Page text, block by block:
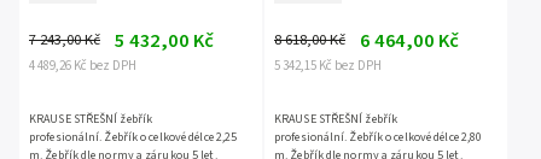
4 489,26 Kč bez DPH
7 243,00 Kč 5 432,00 Kč
KRAUSE STŘEŠNÍ žebřík
profesionální. Žebřík o celkové délce 2,25
5 342,15 Kč bez DPH
8 618,00 Kč 6 464,00 Kč
KRAUSE STŘEŠNÍ žebřík
profesionální. Žebřík o celkové délce 2,80